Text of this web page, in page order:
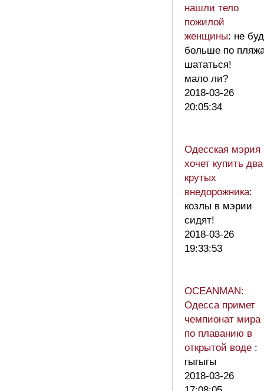
нашли тело
пожилой
женщины: не
больше по
шататься!
мало ли?
2018-03-26
20:05:34
Одесская мэрия
хочет купить два
крутых
внедорожника:
козлы в мэрии
сидят!
2018-03-26
19:33:53
OCEANMAN:
Одесса примет
чемпионат мира
по плаванию в
открытой воде :
гыгыгы
2018-03-26